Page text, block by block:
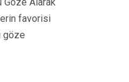
favorisi
göze